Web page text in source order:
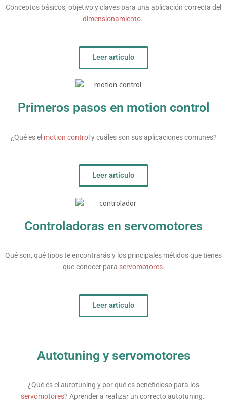
Conceptos básicos, objetivo y claves para una aplicación correcta del
dimensionamiento.
Leer artículo
Primeros pasos en motion control
¿Qué es el motion control y cuáles son sus aplicaciones comunes?
Leer artículo
Controladoras en servomotores
Qué son, qué tipos te encontrarás y los principales métidos que tienes
que conocer para servomotores.
Leer artículo
Autotuning y servomotores
¿Qué es el autotuning y por qué es beneficioso para los
servomotores? Aprender a realizar un correcto autotuning.